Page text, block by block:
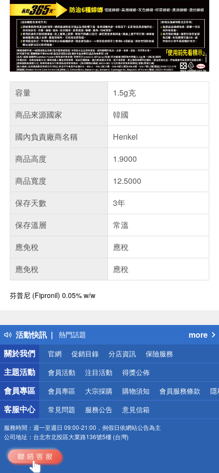
容量
1.5g克
商品來源國家
韓國
國內負責廠商名稱
Henkel
商品高度
1.9000
商品寬度
12.5000
保存天數
3年
保存溫層
常溫
應免稅
應稅
應免稅
應稅
芬普尼 (Fipronil) 0.05% w/w
活動快訊
得獎公告
熱門話題
銀行優惠
偏遠地區配送
詐騙網頁！請小心！
more
關於我們
官網 促銷目錄 分店資訊 保險服務
主題活動 會員活動 注目活動 得獎公佈
會員專區 會員專區 大宗採購 購物須知 會員服務條款 隱
客服中心 常見問題 服務公告 意見信箱
服務時間： 週一至週日 09:00-21:00，例假日依網站公告為主
公司地址： 台北市北投區大業路136號5樓 (台灣)